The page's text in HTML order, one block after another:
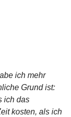
ich mehr
Grund ist:
ich das
kosten, als ich